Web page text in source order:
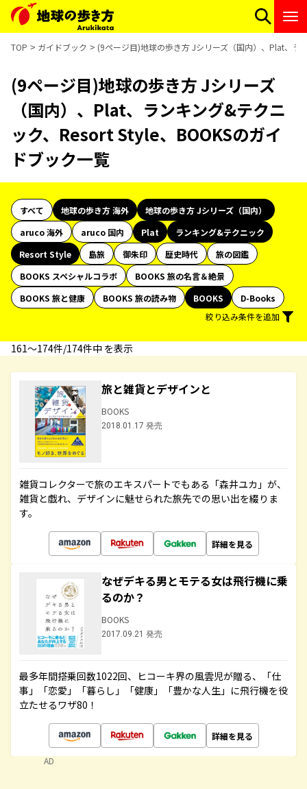
TOP ガイドブック (9ページ目)地球の歩き方 Jシリーズ（国内）、Plat、ラ
(9ページ目)地球の歩き方 Jシリーズ
（国内）、Plat、ランキング&テクニ
ック、Resort Style、BOOKSのガイ
ドブック一覧
すべて 地球の歩き方 海外
地球の歩き方 Jシリーズ（国内）
aruco 海外
aruco 国内 Plat
ランキング&テクニック
Resort Style
島旅 御朱印 歴史時代
旅の図鑑
BOOKS スペシャルコラボ
BOOKS 旅の名言＆絶景
BOOKS 旅と健康
BOOKS 旅の読み物 BOOKS
D-Books
絞り込み条件を追加
161〜174件/174件中 を表示
旅と雑貨とデザインと
BOOKS
2018.01.17 発売
雑貨コレクターで旅のエキスパートでもある「森井ユカ」が、
雑貨と戯れ、デザインに魅せられた旅先での思い出を綴りま
す。
詳細を見る
なぜデキる男とモテる女は飛行機に乗
るのか？
BOOKS
2017.09.21 発売
最多年間搭乗回数1022回、ヒコーキ界の風雲児が贈る、「仕
事」「恋愛」「暮らし」「健康」「豊かな人生」に飛行機を役
立たせるワザ80！
詳細を見る
AD